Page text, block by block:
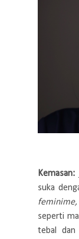
Kemasan:
suka
seperti
tebal dan